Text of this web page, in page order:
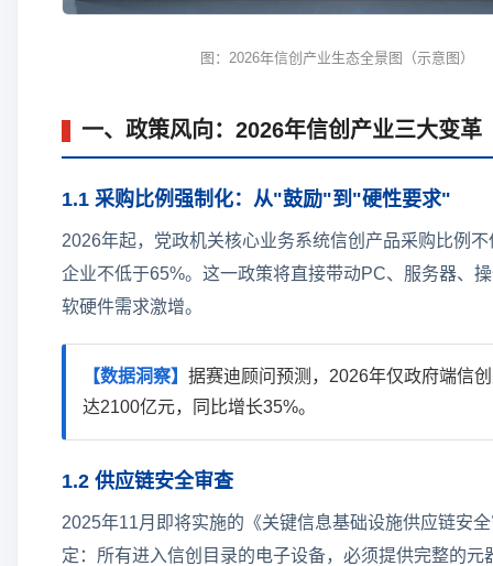
图：2026年信创产业生态全景图（示意图）
一、政策风向：2026年信创产业三大变革
1.1 采购比例强制化：从"鼓励"到"硬性要求"
2026年起，党政机关核心业务系统信创产品采购比例
企业不低于65%。这一政策将直接带动PC、服务器、
软硬件需求激增。
【数据洞察】 据赛迪顾问预测，2026年仅政府端信
达2100亿元，同比增长35%。
1.2 供应链安全审查
2025年11月即将实施的《关键信息基础设施供应链安
定：所有进入信创目录的电子设备，必须提供完整的元